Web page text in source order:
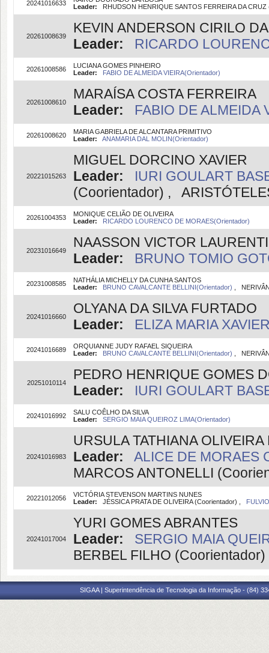
20241016633
Leader: RHUDSON HENRIQUE SANTOS FERREIRA DA CRUZ
20261008639
KEVIN ANDERSON CIRILO
Leader:
RICARDO
20261008586
LUCIANA GOMES PINHEIRO
Leader:
FABIO DE ALMEIDA VIEIRA(Orientador)
20261008610
MARAÍSA COSTA FERREIRA
Leader:
FABIO DE ALMEIDA
20261008620
MARIA GABRIELA DE ALCANTARA PRIMITIVO
Leader:
ANAMARIA DAL MOLIN(Orientador)
20221015263
MIGUEL DORCINO XAVIER
Leader:
IURI GOULART
(Coorientador) ,
20261004353
MONIQUE CELIÃO DE OLIVEIRA
Leader:
RICARDO LOURENCO DE MORAES(Orientador)
20231016649
NAASSON VICTOR
Leader:
BRUNO TOMIO
20231008585
NATHÁLIA MICHELLY DA CUNHA SANTOS
Leader:
BRUNO CAVALCANTE BELLINI(Orientador) ,
20241016660
OLYANA DA SILVA FURTADO
Leader:
ELIZA MARIA
20241016689
ORQUIANNE JUDY RAFAEL SIQUEIRA
Leader:
BRUNO CAVALCANTE BELLINI(Orientador) ,
20251010114
PEDRO HENRIQUE GOMES
Leader:
IURI GOULART
20241016992
SALU COÊLHO DA SILVA
Leader:
SERGIO MAIA QUEIROZ LIMA(Orientador)
20241016983
URSULA TATHIANA
Leader:
ALICE DE MORAES
MARCOS ANTONELLI
20221012056
VICTÓRIA STEVENSON MARTINS NUNES
Leader: JÉSSICA PRATA DE OLIVEIRA (Coorientador) ,
20241017004
YURI GOMES ABRANTES
Leader:
SERGIO MAIA
BERBEL FILHO (Coorientador)
SIGAA | Superintendência de Tecnologia da Informação - (84)